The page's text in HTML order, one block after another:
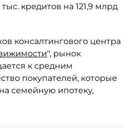
кредитов на 121,9 млрд
консалтингового центра
", рынок
к средним
покупателей, которые
семейную ипотеку,